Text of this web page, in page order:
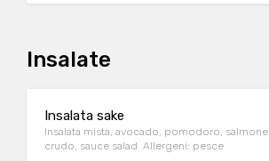
Insalate
Insalata sake
Insalata mista, avocado, pomodoro, salmone
crudo, sauce salad Allergeni: pesce